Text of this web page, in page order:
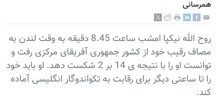
همرسانی
روح الله نیکپا امشب ساعت 8.45 دقیقه به وقت لندن به
مصاف رقیب خود از کشور جمهوری آفریقای مرکزی رفت و
توانست او را با نتیجه ی 14 بر 2 شکست دهد. او باید خود
را تا ساعتی دیگر برای رقابت به تکواندوگار انگلیسی آماده
کند.